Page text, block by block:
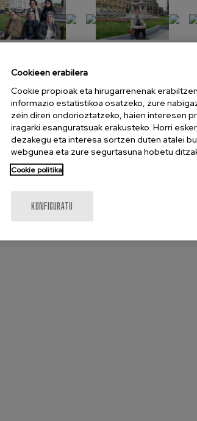
Aurkezpena
Cookieen erabilera
Cookie propioak eta hirugarrenenak
informazio estatistikoa osatzeko, zure
zein diren ondorioztatzeko, haien interesen
iragarki esanguratsuak erakusteko. Horri
dezakegu eta interesa sortzen duten atalei
webgunea eta zure segurtasuna hobetu
Cookie politika
KONFIGURATU